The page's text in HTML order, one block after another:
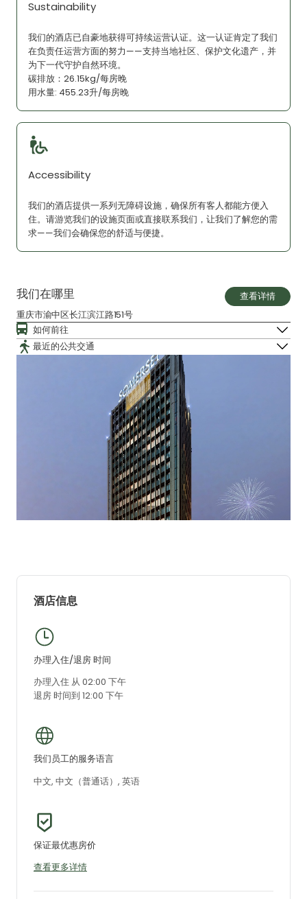
Sustainability
我们的酒店已自豪地获得可持续运营认证。这一认证肯定了我们
在负责任运营方面的努力——支持当地社区、保护文化遗产，并
为下一代守护自然环境。
碳排放：26.15kg/每房晚
用水量: 455.23升/每房晚
Accessibility
我们的酒店提供一系列无障碍设施，确保所有客人都能方便入
住。请游览我们的设施页面或直接联系我们，让我们了解您的需
求——我们会确保您的舒适与便捷。
我们在哪里
查看详情
重庆市渝中区长江滨江路151号
如何前往
最近的公共交通
酒店信息
办理入住/退房 时间
办理入住 从 02:00 下午
退房 时间到 12:00 下午
我们员工的服务语言
中文, 中文（普通话）, 英语
保证最优惠房价
查看更多详情